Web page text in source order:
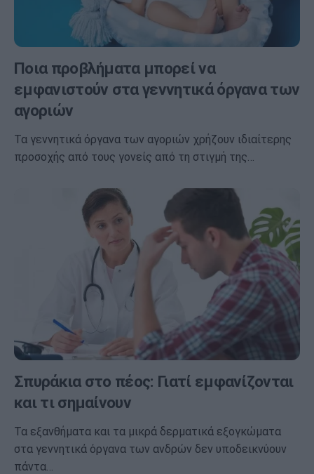
Ποια προβλήματα μπορεί να
εμφανιστούν στα γεννητικά όργανα των
αγοριών
Τα γεννητικά όργανα των αγοριών χρήζουν ιδιαίτερης
προσοχής από τους γονείς από τη στιγμή της…
Σπυράκια στο πέος: Γιατί εμφανίζονται
και τι σημαίνουν
Τα εξανθήματα και τα μικρά δερματικά εξογκώματα
στα γεννητικά όργανα των ανδρών δεν υποδεικνύουν
πάντα…